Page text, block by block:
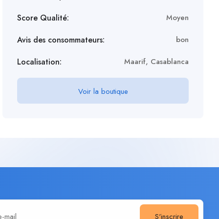
Score Qualité: Moyen
Avis des consommateurs: bon
Localisation: Maarif, Casablanca
Voir la boutique
S'inscrire